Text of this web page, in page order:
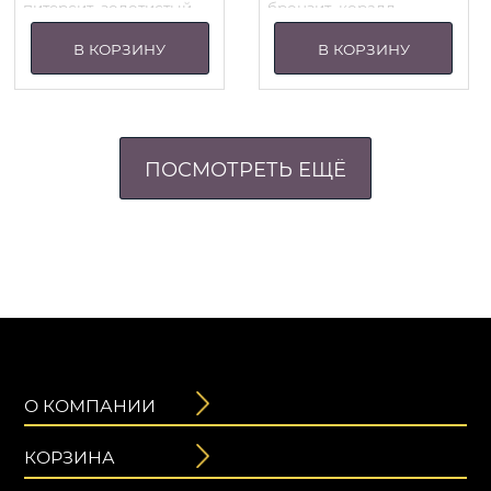
питерсит, золотистый
обсидиан
В КОРЗИНУ
бронзит, коралл
В КОРЗИНУ
ПОСМОТРЕТЬ ЕЩЁ
О КОМПАНИИ
КОРЗИНА